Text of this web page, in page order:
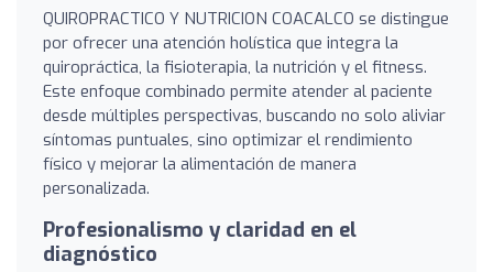
QUIROPRACTICO Y NUTRICION COACALCO se distingue
por ofrecer una atención holística que integra la
quiropráctica, la fisioterapia, la nutrición y el fitness.
Este enfoque combinado permite atender al paciente
desde múltiples perspectivas, buscando no solo aliviar
síntomas puntuales, sino optimizar el rendimiento
físico y mejorar la alimentación de manera
personalizada.
Profesionalismo y claridad en el
diagnóstico